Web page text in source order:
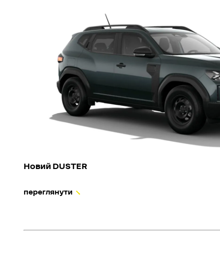
Новий DUSTER
переглянути